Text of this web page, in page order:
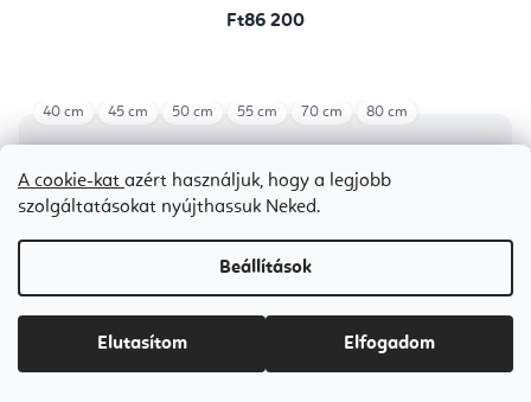
A cookie-kat azért használjuk, hogy a legjobb
szolgáltatásokat nyújthassuk Neked.
Beállítások
Elutasítom Elfogadom
Ft86 200
40 cm 45 cm 50 cm 55 cm 70 cm 80 cm